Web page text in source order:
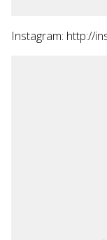
Instagram: http://